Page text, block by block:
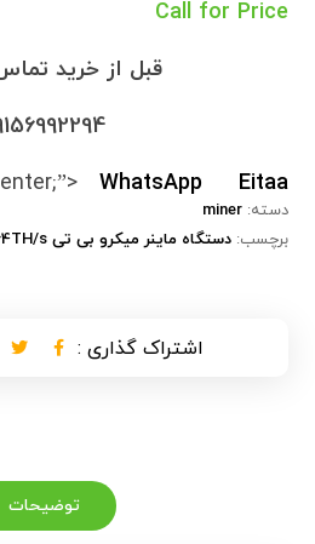
Call for Price
قبل از خرید
WhatsApp Eitaa
دسته:miner
برچسب:دستگاه ماینر میکرو بی تی Whatsminer M53S 264TH/s
توضیحات